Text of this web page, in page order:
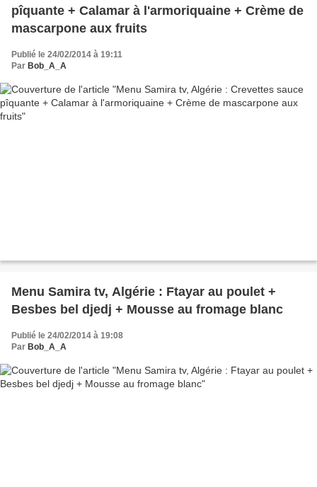
pîquante + Calamar à l'armoriquaine + Crème de
mascarpone aux fruits
Publié le 24/02/2014 à 19:11
Par Bob_A_A
Menu Samira tv, Algérie : Ftayar au poulet +
Besbes bel djedj + Mousse au fromage blanc
Publié le 24/02/2014 à 19:08
Par Bob_A_A